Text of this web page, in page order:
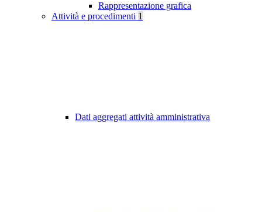
Rappresentazione grafica
Attività e procedimenti 1
Dati aggregati attività amministrativa